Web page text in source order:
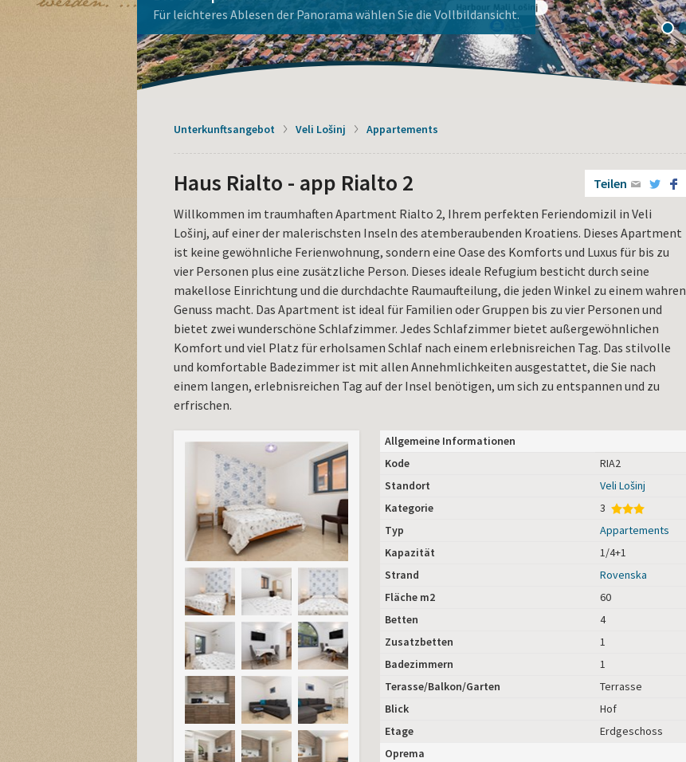
genießen.
La Dolce Vita Haus
Apoxyomenos auf Lošinj
Mieten Sie ein Boot
Aquapark Čikat - Buchen Sie hier!
Wohnungen auf der Insel Lošinj!
1
Unterkunftsangebot Veli Lošinj Appartements
Haus Rialto - app Rialto 2
Teilen
Willkommen im traumhaften Apartment Rialto 2, Ihrem perfekten Feriendomizil in Veli
Lošinj, auf einer der malerischsten Inseln des atemberaubenden Kroatiens. Dieses Apartment
ist keine gewöhnliche Ferienwohnung, sondern eine Oase des Komforts und Luxus für bis zu
vier Personen plus eine zusätzliche Person. Dieses ideale Refugium besticht durch seine
makellose Einrichtung und die durchdachte Raumaufteilung, die jeden Winkel zu einem wahren
Genuss macht. Das Apartment ist ideal für Familien oder Gruppen bis zu vier Personen und
bietet zwei wunderschöne Schlafzimmer. Jedes Schlafzimmer bietet außergewöhnlichen
Komfort und viel Platz für erholsamen Schlaf nach einem erlebnisreichen Tag. Das stilvolle
und komfortable Badezimmer ist mit allen Annehmlichkeiten ausgestattet, die Sie nach
einem langen, erlebnisreichen Tag auf der Insel benötigen, um sich zu entspannen und zu
erfrischen.
Allgemeine Informationen
Kode
RIA2
Standort
Veli Lošinj
Kategorie
3
Typ
Appartements
Kapazität
1/4+1
Strand
Rovenska
Fläche m2
60
Betten
4
Zusatzbetten
1
Badezimmern
1
Terasse/Balkon/Garten
Terrasse
Blick
Hof
Etage
Erdgeschoss
Oprema